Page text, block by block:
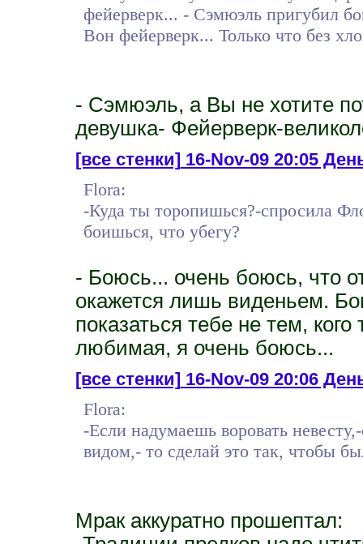
фейерверк... - Сэмюэль пригубил
Вон фейерверк... Только что без
- Сэмюэль, а Вы не хотите
девушка- Фейерверк-
[все стенки]16-Nov-09 20:05
Flora:
-Куда ты торопишься?-спросила
боишься, что убегу?
- Боюсь... очень боюсь, что
окажется лишь виденьем.
показаться тебе не тем,
любимая, я очень боюсь...
[все стенки]16-Nov-09 20:06
Flora:
-Если надумаешь воровать
видом,- то сделай это так, чтобы
Мрак аккуратно прошептал: